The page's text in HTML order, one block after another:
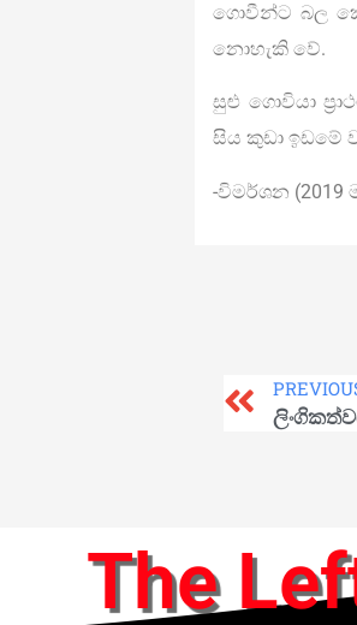
ගොවීන්ට බල
නොහැකි වේ.
සුළු ගොවියා
සිය කුඩා ඉඩමේ
-විමර්ශන (2019
The